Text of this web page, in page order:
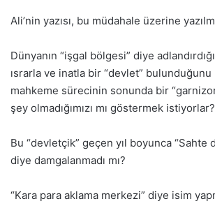
Ali’nin yazısı, bu müdahale üzerine
Dünyanın “işgal bölgesi” diye
ısrarla ve inatla bir “devlet” bulunduğunu
mahkeme sürecinin sonunda bir
şey olmadığımızı mı göstermek istiyorlar?
Bu “devletçik” geçen yıl boyunca “Sahte
diye damgalanmadı mı?
“Kara para aklama merkezi” diye isim